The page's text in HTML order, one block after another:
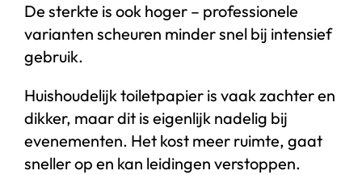
De sterkte is ook hoger – professionele
varianten scheuren minder snel bij intensief
gebruik.
Huishoudelijk toiletpapier is vaak zachter en
dikker, maar dit is eigenlijk nadelig bij
evenementen. Het kost meer ruimte, gaat
sneller op en kan leidingen verstoppen.